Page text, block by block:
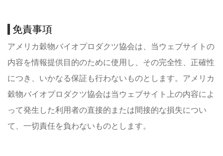
免責事項
アメリカ穀物バイオプロダクツ協会は、当ウェブサイトの
内容を情報提供目的のために使用し、その完全性、正確性
につき、いかなる保証も行わないものとします。アメリカ
穀物バイオプロダクツ協会は当ウェブサイト上の内容によ
って発生した利用者の直接的または間接的な損失につい
て、一切責任を負わないものとします。